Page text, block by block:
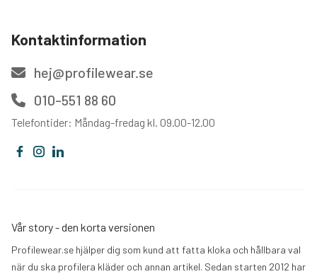
Kontaktinformation
hej@profilewear.se
010-551 88 60
Telefontider: Måndag-fredag kl. 09.00-12.00
Vår story - den korta versionen
Profilewear.se hjälper dig som kund att fatta kloka och hållbara val
när du ska profilera kläder och annan artikel. Sedan starten 2012 har